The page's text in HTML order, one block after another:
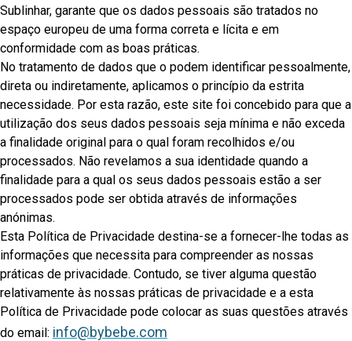
Sublinhar, garante que os dados pessoais são tratados no
espaço europeu de uma forma correta e lícita e em
conformidade com as boas práticas.
No tratamento de dados que o podem identificar pessoalmente,
direta ou indiretamente, aplicamos o princípio da estrita
necessidade. Por esta razão, este site foi concebido para que a
utilização dos seus dados pessoais seja mínima e não exceda
a finalidade original para o qual foram recolhidos e/ou
processados. Não revelamos a sua identidade quando a
finalidade para a qual os seus dados pessoais estão a ser
processados pode ser obtida através de informações
anónimas.
Esta Política de Privacidade destina-se a fornecer-lhe todas as
informações que necessita para compreender as nossas
práticas de privacidade. Contudo, se tiver alguma questão
relativamente às nossas práticas de privacidade e a esta
Política de Privacidade pode colocar as suas questões através
do email: info@bybebe.com